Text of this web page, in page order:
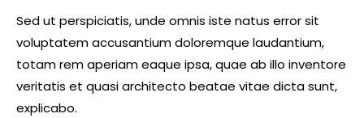
Sed ut perspiciatis, unde omnis iste natus error sit
voluptatem accusantium doloremque laudantium,
totam rem aperiam eaque ipsa, quae ab illo inventore
veritatis et quasi architecto beatae vitae dicta sunt,
explicabo.